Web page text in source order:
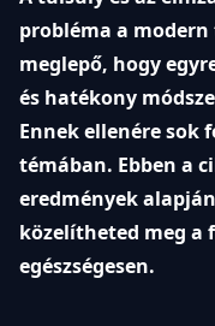
probléma a
meglepő, hogy
és hatékony
Ennek ellenére sok
témában. Ebben a
eredmények
közelítheted meg a
egészségesen.